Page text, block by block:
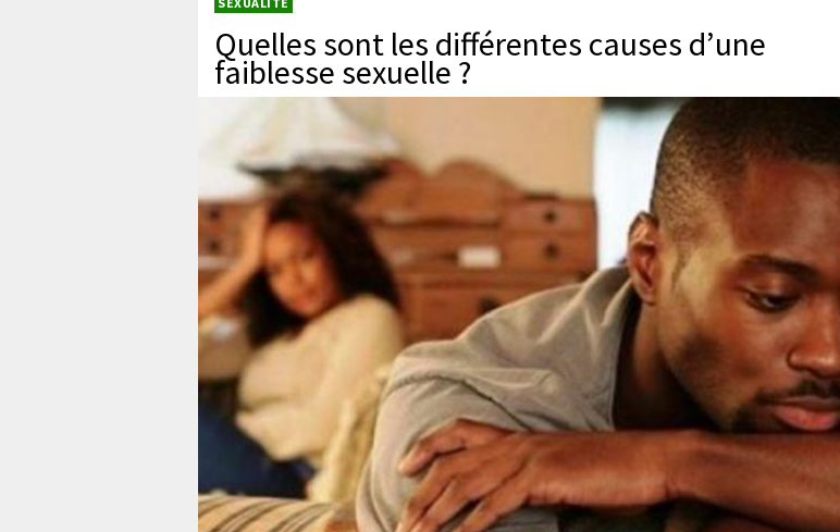
Quelles sont les différentes causes d’une
faiblesse sexuelle ?